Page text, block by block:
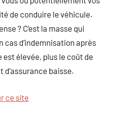
de conduire le véhicule.
? C’est la masse qui
d’indemnisation après
élevée, plus le coût de
d’assurance baisse.
ce site